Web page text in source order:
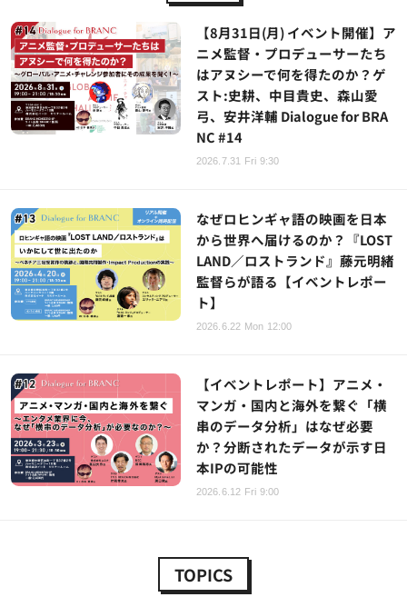
【8月31日(月) イベント開催】ア
ニメ監督・プロデューサーたち
はアヌシーで何を得たのか？ゲ
スト:史耕、中目貴史、森山愛
弓、安井洋輔 Dialogue for BRA
NC #14
2026.7.31 Fri 9:30
なぜロヒンギャ語の映画を日本
から世界へ届けるのか？『LOST
LAND／ロストランド』藤元明緒
監督らが語る【イベントレポー
ト】
2026.6.22 Mon 12:00
【イベントレポート】アニメ・
マンガ・国内と海外を繋ぐ「横
串のデータ分析」はなぜ必要
か？分断されたデータが示す日
本IPの可能性
2026.6.12 Fri 9:00
TOPICS